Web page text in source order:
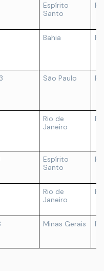
Espírito
Santo
Bahia
São Paulo
Rio de
Janeiro
Espírito
Santo
Rio de
Janeiro
Minas Gerais